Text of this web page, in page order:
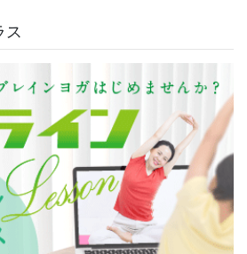
ス
ゆるめてみませんか？ 考えごとやストレ
＃呼吸が深まる＃腹が温まり＃頭がすっき